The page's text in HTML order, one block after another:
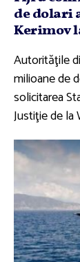
de dolari
Kerimov
Autorităţile
milioane de
solicitarea
Justiţie de la